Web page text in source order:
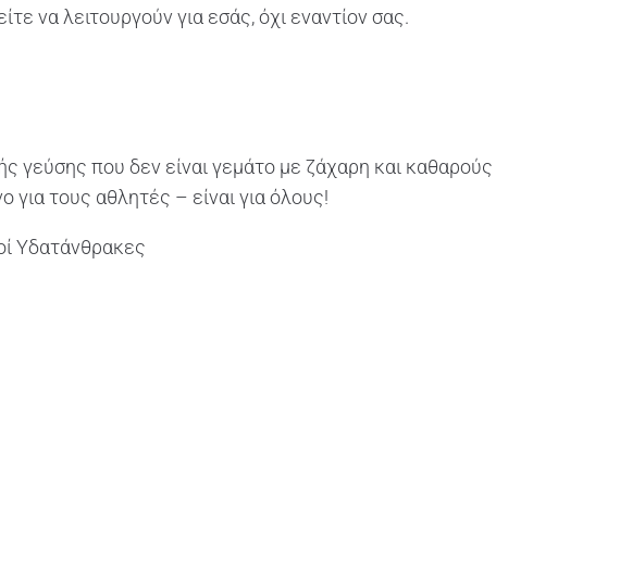
να λειτουργούν για εσάς, όχι εναντίον σας.
γεύσης που δεν είναι γεμάτο με ζάχαρη και καθαρούς
τους αθλητές – είναι για όλους!
Υδατάνθρακες